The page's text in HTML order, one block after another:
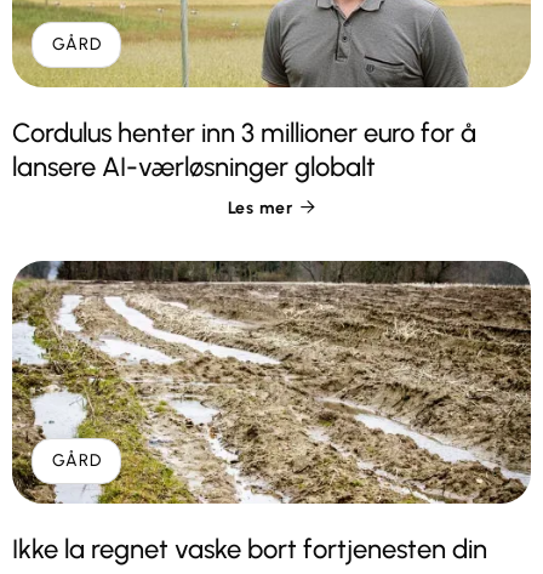
GÅRD
Cordulus henter inn 3 millioner euro for å
lansere AI-værløsninger globalt
Les mer 
GÅRD
Ikke la regnet vaske bort fortjenesten din